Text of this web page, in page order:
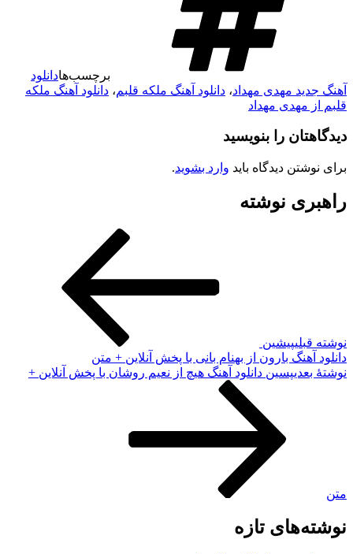
برچسب‌هادانلود
جدید مهدی مهداد ،دانلود آهنگ ملکه قلبم،دانلود آهنگ ملکه
از مهدی مهداد
را بنویسید
نوشتن دیدگاه بایدوارد بشوید.
نوشته
قبلیپیشین
آهنگ بارون از بهنام بانی با پخش آنلاین + متن
بعدیپسین دانلود آهنگ هیچ از نعیم روشان با پخش آنلاین +
تازه